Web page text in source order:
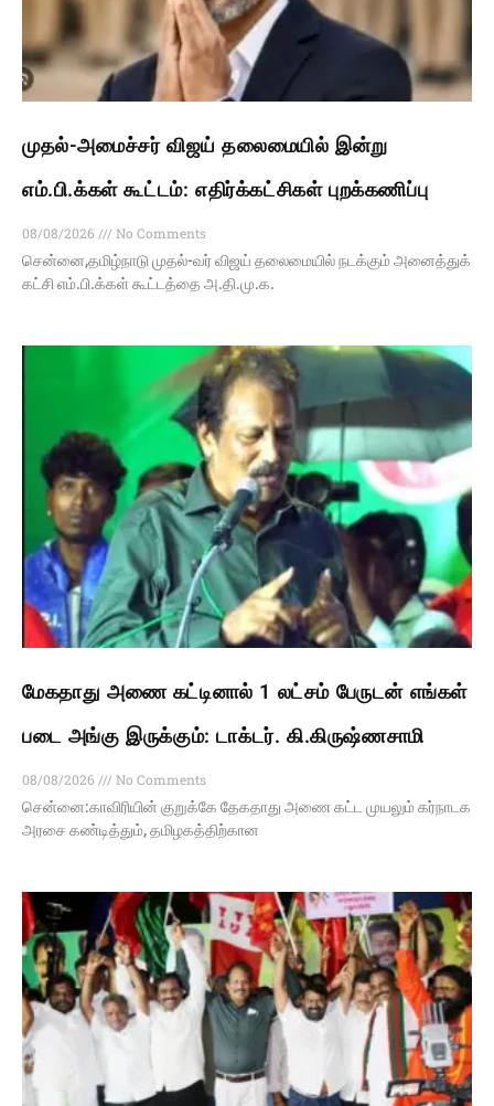
முதல்-அமைச்சர் விஜய் தலைமையில் இன்று
எம்.பி.க்கள் கூட்டம்: எதிர்க்கட்சிகள் புறக்கணிப்பு
08/08/2026
No Comments
சென்னை,தமிழ்நாடு முதல்-வர் விஜய் தலைமையில் நடக்கும் அனைத்துக்
கட்சி எம்.பி.க்கள் கூட்டத்தை அ.தி.மு.க.
மேகதாது அணை கட்டினால் 1 லட்சம் பேருடன் எங்கள்
படை அங்கு இருக்கும்: டாக்டர். கி.கிருஷ்ணசாமி
08/08/2026
No Comments
சென்னை:காவிரியின் குறுக்கே தேகதாது அணை கட்ட முயலும் கர்நாடக
அரசை கண்டித்தும், தமிழகத்திற்கான